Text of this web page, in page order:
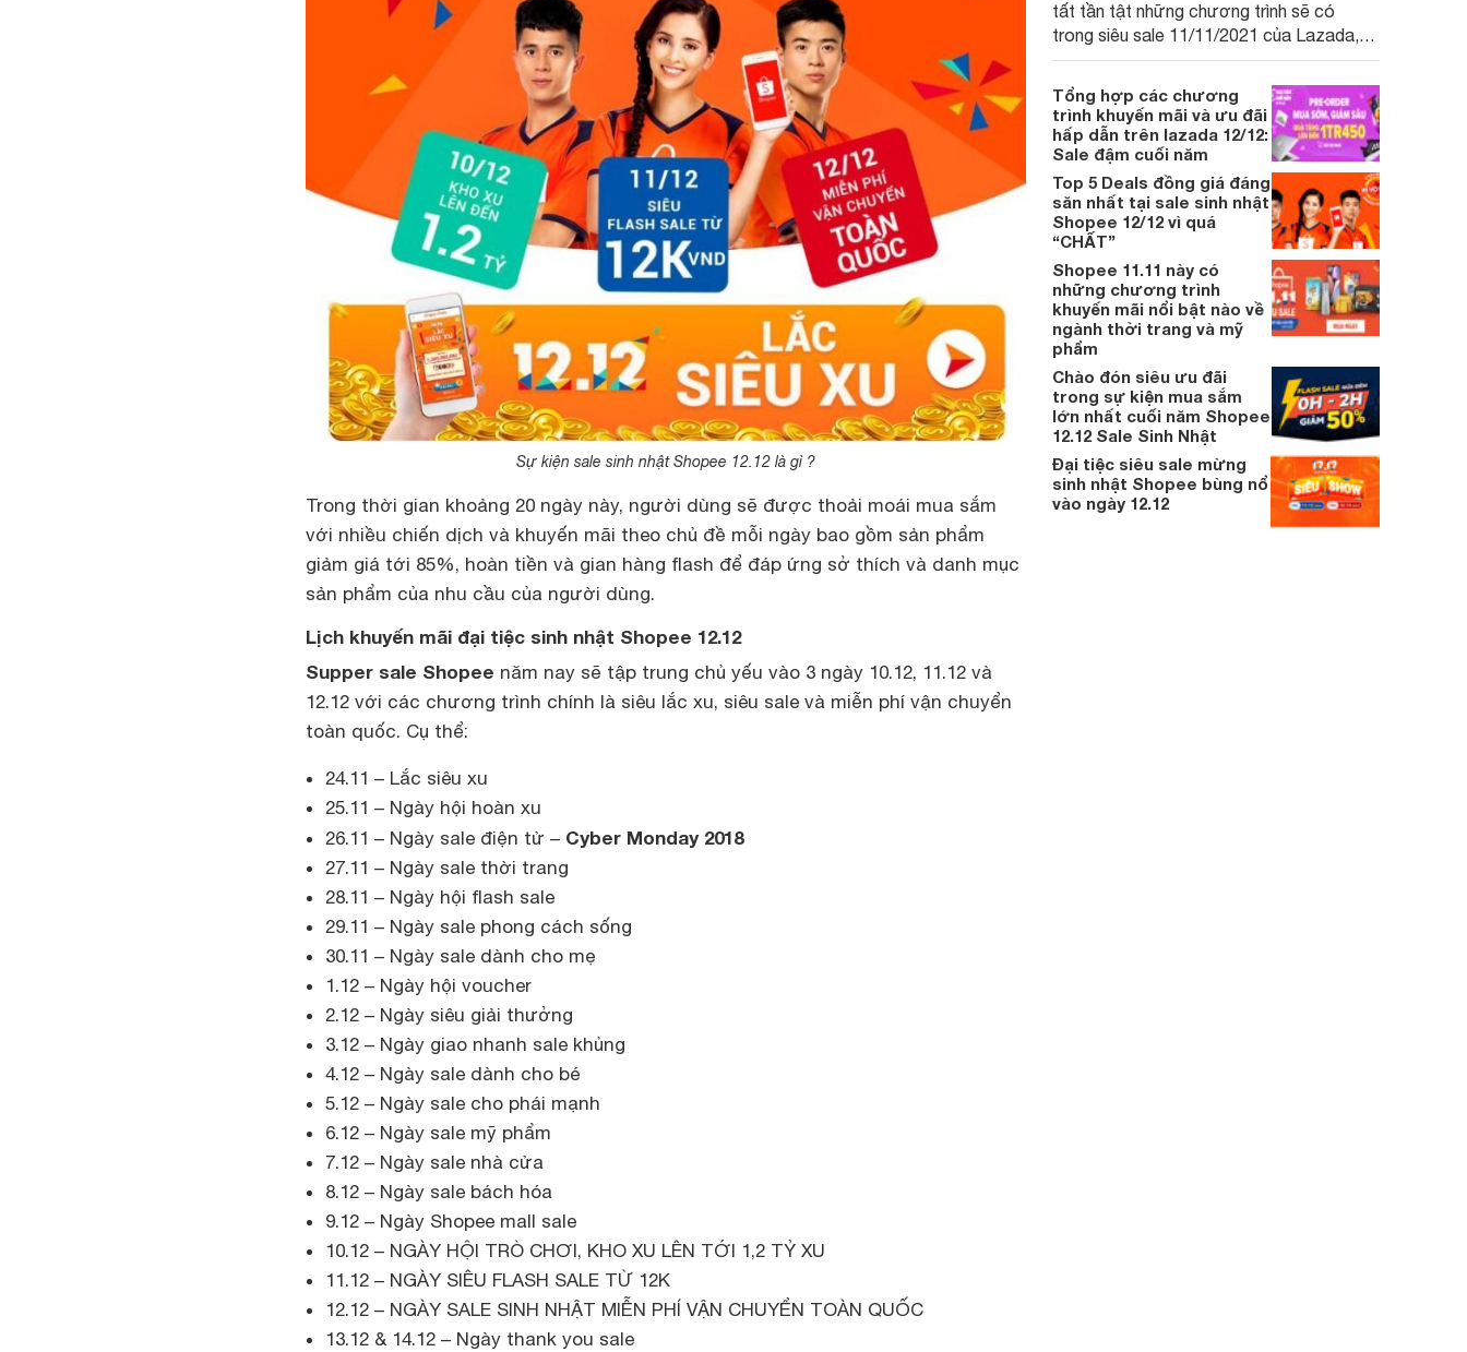
Sự kiện sale sinh nhật Shopee 12.12 là gì ?
Trong thời gian khoảng 20 ngày này, người dùng sẽ được thoải moái mua sắm
với nhiều chiến dịch và khuyến mãi theo chủ đề mỗi ngày bao gồm sản phẩm
giảm giá tới 85%, hoàn tiền và gian hàng flash để đáp ứng sở thích và danh mục
sản phẩm của nhu cầu của người dùng.
Lịch khuyến mãi đại tiệc sinh nhật Shopee 12.12
Supper sale Shopee năm nay sẽ tập trung chủ yếu vào 3 ngày 10.12, 11.12 và
12.12 với các chương trình chính là siêu lắc xu, siêu sale và miễn phí vận chuyển
toàn quốc. Cụ thể:
24.11 – Lắc siêu xu
25.11 – Ngày hội hoàn xu
26.11 – Ngày sale điện tử – Cyber Monday 2018
27.11 – Ngày sale thời trang
28.11 – Ngày hội flash sale
29.11 – Ngày sale phong cách sống
30.11 – Ngày sale dành cho mẹ
1.12 – Ngày hội voucher
2.12 – Ngày siêu giải thưởng
3.12 – Ngày giao nhanh sale khủng
4.12 – Ngày sale dành cho bé
5.12 – Ngày sale cho phái mạnh
6.12 – Ngày sale mỹ phẩm
7.12 – Ngày sale nhà cửa
8.12 – Ngày sale bách hóa
9.12 – Ngày Shopee mall sale
10.12 – NGÀY HỘI TRÒ CHƠI, KHO XU LÊN TỚI 1,2 TỶ XU
11.12 – NGÀY SIÊU FLASH SALE TỪ 12K
12.12 – NGÀY SALE SINH NHẬT MIỄN PHÍ VẬN CHUYỂN TOÀN QUỐC
13.12 & 14.12 – Ngày thank you sale
tất tần tật những chương trình sẽ có
trong siêu sale 11/11/2021 của Lazada,
Shopee. Các bạn hãy cùng chúng tôi tìm
hiểu để không bỏ lỡ những deal hot nào
nhé.
Tổng hợp các chương
trình khuyến mãi và ưu đãi
hấp dẫn trên lazada 12/12:
Sale đậm cuối năm
Top 5 Deals đồng giá đáng
săn nhất tại sale sinh nhật
Shopee 12/12 vì quá
“CHẤT”
Shopee 11.11 này có
những chương trình
khuyến mãi nổi bật nào về
ngành thời trang và mỹ
phẩm
Chào đón siêu ưu đãi
trong sự kiện mua sắm
lớn nhất cuối năm Shopee
12.12 Sale Sinh Nhật
Đại tiệc siêu sale mừng
sinh nhật Shopee bùng nổ
vào ngày 12.12